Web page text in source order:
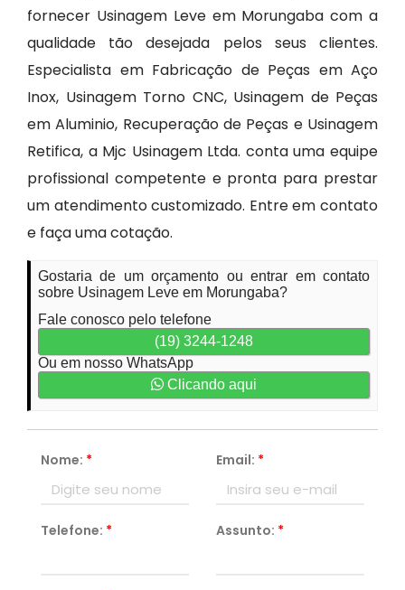
fornecer Usinagem Leve em Morungaba com a
qualidade tão desejada pelos seus clientes.
Especialista em Fabricação de Peças em Aço
Inox, Usinagem Torno CNC, Usinagem de Peças
em Aluminio, Recuperação de Peças e Usinagem
Retifica, a Mjc Usinagem Ltda. conta uma equipe
profissional competente e pronta para prestar
um atendimento customizado. Entre em contato
e faça uma cotação.
Gostaria de um orçamento ou entrar em contato
sobre Usinagem Leve em Morungaba?
Fale conosco pelo telefone
(19) 3244-1248
Ou em nosso WhatsApp
Clicando aqui
Nome: * Email: *
Telefone: * Assunto: *